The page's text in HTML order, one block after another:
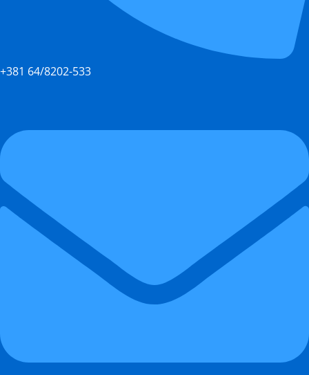
+381 64/8202-533